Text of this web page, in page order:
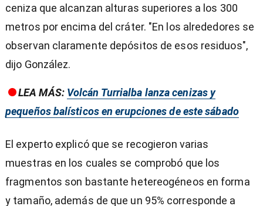
ceniza que alcanzan alturas superiores a los 300
metros por encima del cráter. "En los alrededores se
observan claramente depósitos de esos residuos",
dijo González.
LEA MÁS: Volcán Turrialba lanza cenizas y
pequeños balísticos en erupciones de este sábado
El experto explicó que se recogieron varias
muestras en los cuales se comprobó que los
fragmentos son bastante hetereogéneos en forma
y tamaño, además de que un 95% corresponde a